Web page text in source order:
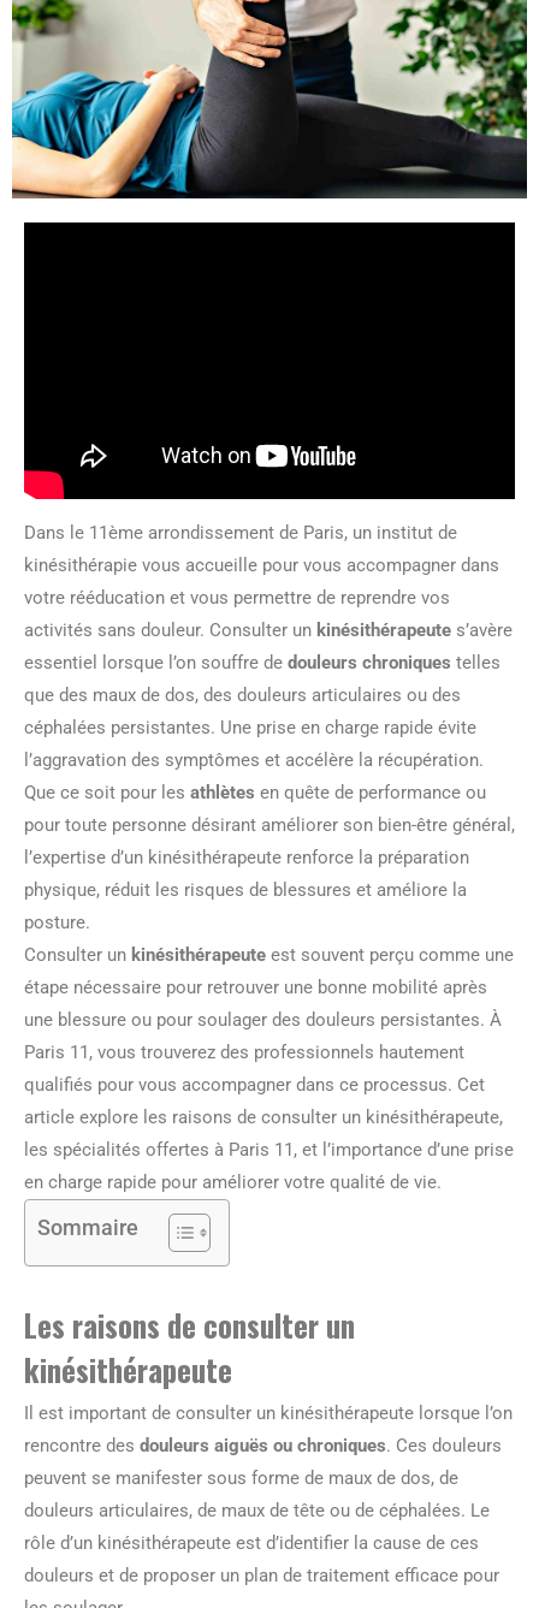
Dans le 11ème arrondissement de Paris, un institut de
kinésithérapie vous accueille pour vous accompagner dans
votre rééducation et vous permettre de reprendre vos
activités sans douleur. Consulter un kinésithérapeute s’avère
essentiel lorsque l’on souffre de douleurs chroniques telles
que des maux de dos, des douleurs articulaires ou des
céphalées persistantes. Une prise en charge rapide évite
l’aggravation des symptômes et accélère la récupération.
Que ce soit pour les athlètes en quête de performance ou
pour toute personne désirant améliorer son bien-être général,
l’expertise d’un kinésithérapeute renforce la préparation
physique, réduit les risques de blessures et améliore la
posture.
Consulter un kinésithérapeute est souvent perçu comme une
étape nécessaire pour retrouver une bonne mobilité après
une blessure ou pour soulager des douleurs persistantes. À
Paris 11, vous trouverez des professionnels hautement
qualifiés pour vous accompagner dans ce processus. Cet
article explore les raisons de consulter un kinésithérapeute,
les spécialités offertes à Paris 11, et l’importance d’une prise
en charge rapide pour améliorer votre qualité de vie.
Sommaire
Les raisons de consulter un
kinésithérapeute
Il est important de consulter un kinésithérapeute lorsque l’on
rencontre des douleurs aiguës ou chroniques. Ces douleurs
peuvent se manifester sous forme de maux de dos, de
douleurs articulaires, de maux de tête ou de céphalées. Le
rôle d’un kinésithérapeute est d’identifier la cause de ces
douleurs et de proposer un plan de traitement efficace pour